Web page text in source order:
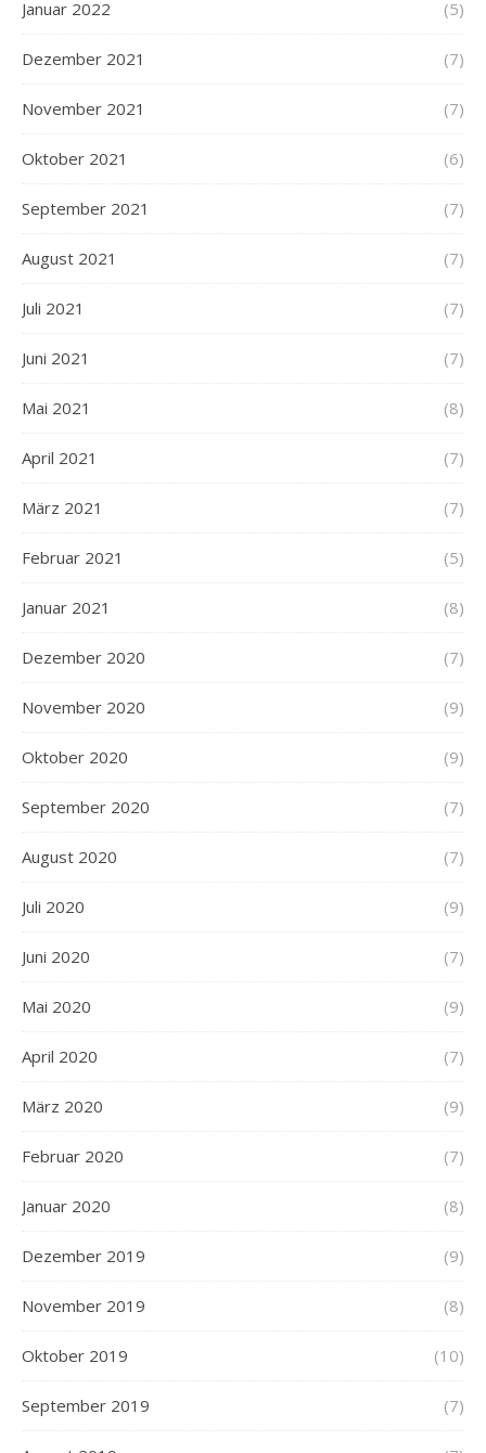
Januar 2022 (5)
Dezember 2021 (7)
November 2021 (7)
Oktober 2021 (6)
September 2021 (7)
August 2021 (7)
Juli 2021 (7)
Juni 2021 (7)
Mai 2021 (8)
April 2021 (7)
März 2021 (7)
Februar 2021 (5)
Januar 2021 (8)
Dezember 2020 (7)
November 2020 (9)
Oktober 2020 (9)
September 2020 (7)
August 2020 (7)
Juli 2020 (9)
Juni 2020 (7)
Mai 2020 (9)
April 2020 (7)
März 2020 (9)
Februar 2020 (7)
Januar 2020 (8)
Dezember 2019 (9)
November 2019 (8)
Oktober 2019 (10)
September 2019 (7)